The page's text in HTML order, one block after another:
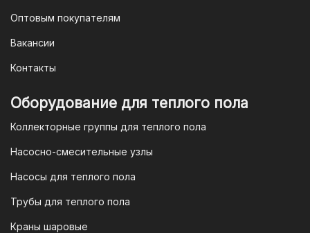
Оптовым покупателям
Вакансии
Контакты
Оборудование для теплого пола
Коллекторные группы для теплого пола
Насосно-смесительные узлы
Насосы для теплого пола
Трубы для теплого пола
Краны шаровые